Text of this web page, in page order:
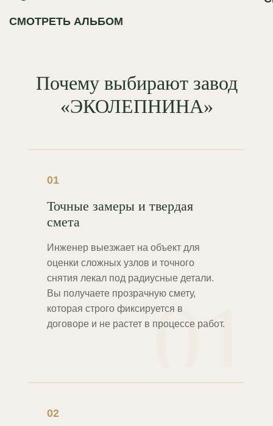
СМОТРЕТЬ АЛЬБОМ
Почему выбирают завод
«ЭКОЛЕПНИНА»
01
01
Точные замеры и твердая
смета
Инженер выезжает на объект для
оценки сложных узлов и точного
снятия лекал под радиусные детали.
Вы получаете прозрачную смету,
которая строго фиксируется в
договоре и не растет в процессе работ.
02